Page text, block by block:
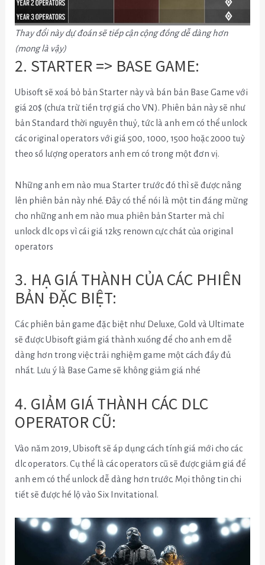
Thay đổi này dự đoán sẽ tiếp cận cộng đồng dễ dàng hơn
(mong là vậy)
2. STARTER => BASE GAME:
Ubisoft sẽ xoá bỏ bản Starter này và bán bản Base Game với
giá 20$ (chưa trừ tiền trợ giá cho VN). Phiên bản này sẽ như
bản Standard thời nguyên thuỷ, tức là anh em có thể unlock
các original operators với giá 500, 1000, 1500 hoặc 2000 tuỳ
theo số lượng operators anh em có trong một đơn vị.
Những anh em nào mua Starter trước đó thì sẽ được nâng
lên phiên bản này nhé. Đây có thể nói là một tin đáng mừng
cho những anh em nào mua phiên bản Starter mà chỉ
unlock dlc ops vì cái giá 12k5 renown cực chát của original
operators
3. HẠ GIÁ THÀNH CỦA CÁC PHIÊN
BẢN ĐẶC BIỆT:
Các phiên bản game đặc biệt như Deluxe, Gold và Ultimate
sẽ được Ubisoft giảm giá thành xuống để cho anh em dễ
dàng hơn trong việc trải nghiệm game một cách đầy đủ
nhất. Lưu ý là Base Game sẽ không giảm giá nhé
4. GIẢM GIÁ THÀNH CÁC DLC
OPERATOR CŨ:
Vào năm 2019, Ubisoft sẽ áp dụng cách tính giá mới cho các
dlc operators. Cụ thể là các operators cũ sẽ được giảm giá để
anh em có thể unlock dễ dàng hơn trước. Mọi thông tin chi
tiết sẽ được hé lộ vào Six Invitational.